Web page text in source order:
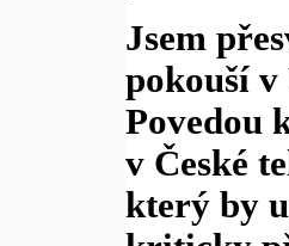
Jsem
pokouší v
Povedou
v České
který by